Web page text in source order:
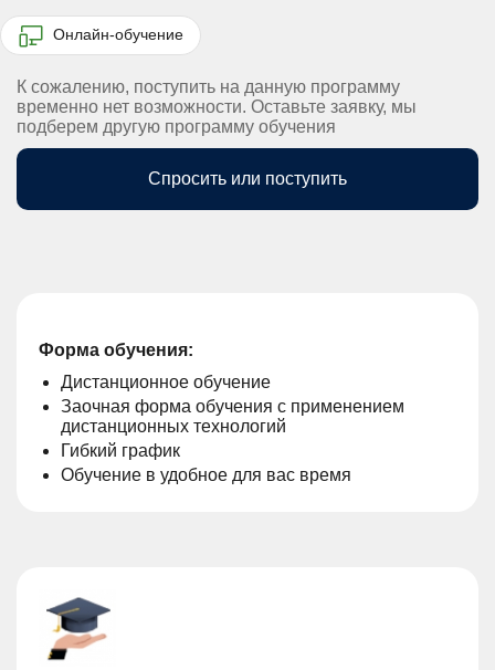
Онлайн-обучение
К сожалению, поступить на данную программу
временно нет возможности. Оставьте заявку, мы
подберем другую программу обучения
Спросить или поступить
Форма обучения:
Дистанционное обучение
Заочная форма обучения с применением
дистанционных технологий
Гибкий график
Обучение в удобное для вас время